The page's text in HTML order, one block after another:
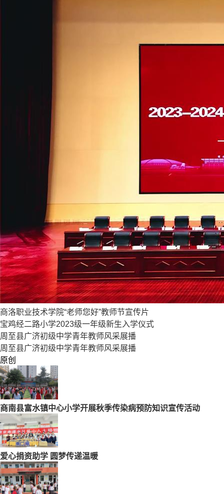
商洛职业技术学院“老师您好”教师节宣传片
宝鸡经二路小学2023级一年级新生入学仪式
周至县广济初级中学青年教师风采展播
周至县广济初级中学青年教师风采展播
原创
商南县富水镇中心小学开展秋季传染病预防知识宣传活动
爱心捐资助学 圆梦传递温暖